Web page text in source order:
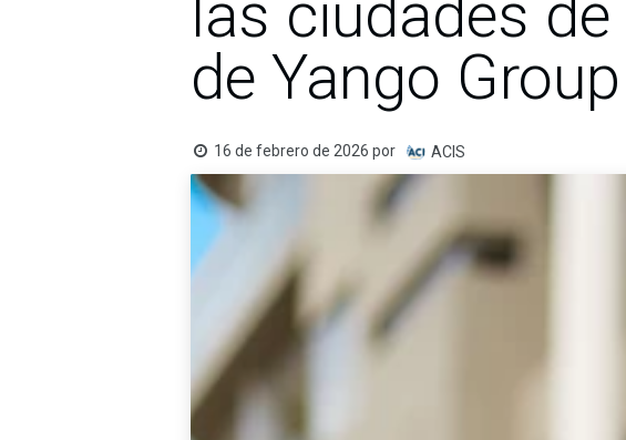
las ciudades
de Yango Group
16 de febrero de 2026 por ACIS